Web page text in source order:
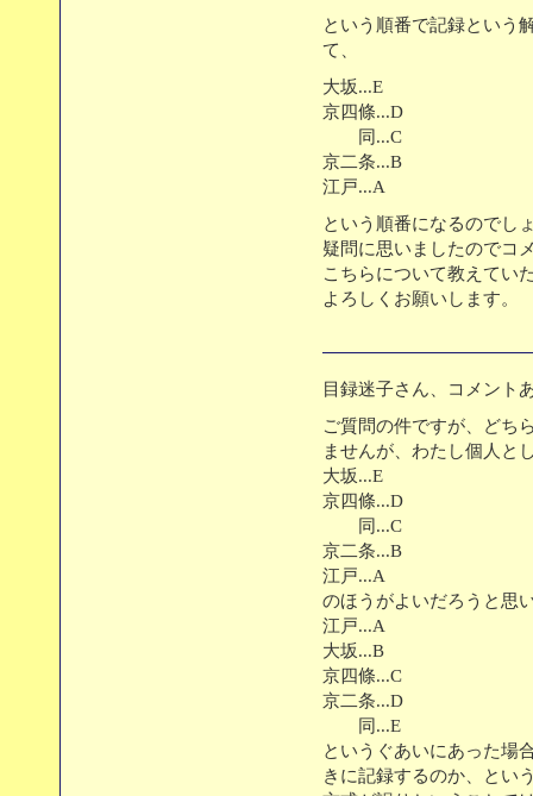
という順番で記録という
て、
大坂...E
京四條...D
同...C
京二条...B
江戸...A
という順番になるのでし
疑問に思いましたのでコ
こちらについて教えてい
よろしくお願いします。
目録迷子さん、コメント
ご質問の件ですが、どち
ませんが、わたし個人と
大坂...E
京四條...D
同...C
京二条...B
江戸...A
のほうがよいだろうと思
江戸...A
大坂...B
京四條...C
京二条...D
同...E
というぐあいにあった場
きに記録するのか、とい